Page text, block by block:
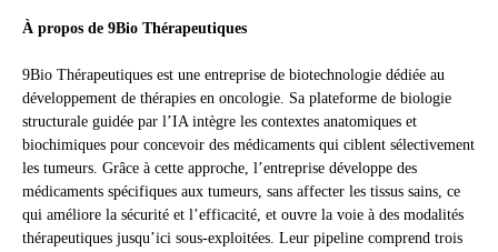
À propos de 9Bio Thérapeutiques
9Bio Thérapeutiques est une entreprise de biotechnologie dédiée au
développement de thérapies en oncologie. Sa plateforme de biologie
structurale guidée par l’IA intègre les contextes anatomiques et
biochimiques pour concevoir des médicaments qui ciblent sélectivement
les tumeurs. Grâce à cette approche, l’entreprise développe des
médicaments spécifiques aux tumeurs, sans affecter les tissus sains, ce
qui améliore la sécurité et l’efficacité, et ouvre la voie à des modalités
thérapeutiques jusqu’ici sous-exploitées. Leur pipeline comprend trois